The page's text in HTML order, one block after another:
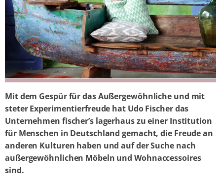
Mit dem Gespür für das Außergewöhnliche und mit
steter Experimentierfreude hat Udo Fischer das
Unternehmen fischer’s lagerhaus zu einer Institution
für Menschen in Deutschland gemacht, die Freude an
anderen Kulturen haben und auf der Suche nach
außergewöhnlichen Möbeln und Wohnaccessoires
sind.